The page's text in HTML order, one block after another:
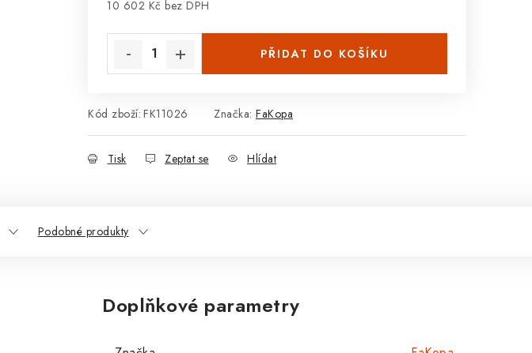
10 602 Kč bez DPH
PŘIDAT DO KOŠÍKU
Kód zboží: FK11026 Značka: FaKopa
Tisk Zeptat se Hlídat
Podobné produkty
Doplňkové parametry